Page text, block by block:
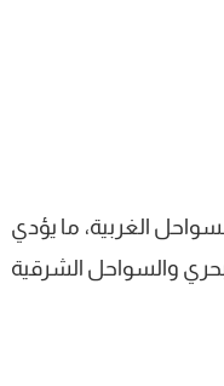
الغربية، ما يؤدي
والسواحل الشرقية